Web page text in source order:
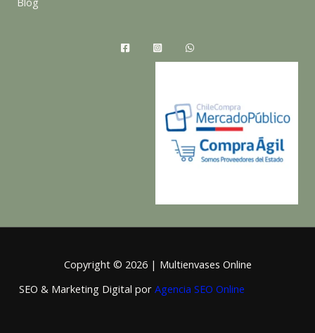
Copyright © 2026 | Multienvases Online
SEO & Marketing Digital por Agencia SEO Online